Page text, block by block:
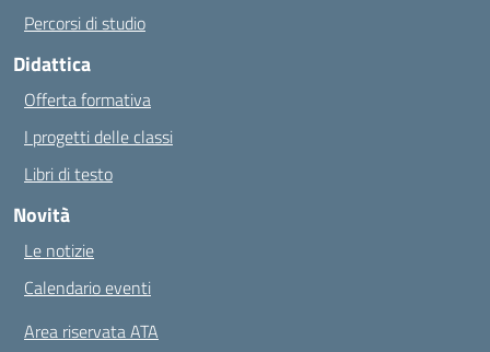
Percorsi di studio
Didattica
Offerta formativa
I progetti delle classi
Libri di testo
Novità
Le notizie
Calendario eventi
Area riservata ATA